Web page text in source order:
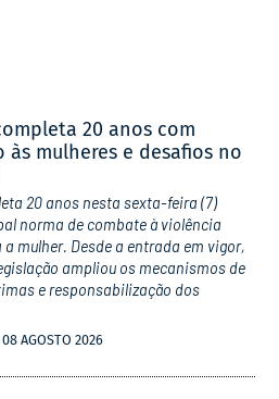
20 anos com
mulheres e desafios no
20 anos nesta sexta-feira (7)
norma de combate à violência
mulher. Desde a entrada em vigor,
ampliou os mecanismos de
e responsabilização dos
08 AGOSTO 2026